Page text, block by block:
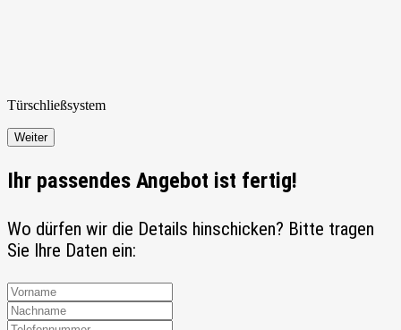
Türschließsystem
Weiter
Ihr passendes Angebot ist fertig!
Wo dürfen wir die Details hinschicken? Bitte tragen
Sie Ihre Daten ein: